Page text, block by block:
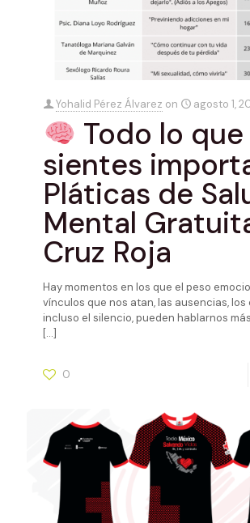
Yohalid Pérez Álvarez on agosto 1,
Todo lo que
sientes
Pláticas de
Mental
Cruz Roja
Hay momentos en los que el peso
vínculos que nos atan, las ausencias, los
incluso el silencio, pueden hablarnos
[…]
0